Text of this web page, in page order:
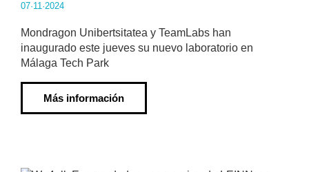
07·11·2024
Mondragon Unibertsitatea y TeamLabs han
inaugurado este jueves su nuevo laboratorio en
Málaga Tech Park
Más información